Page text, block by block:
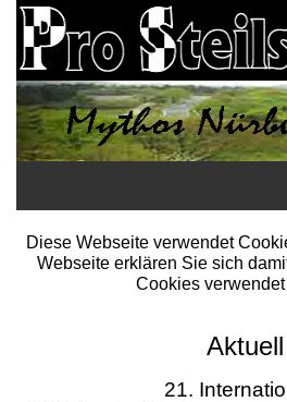
Startseite
Diese Webseite verwendet
Webseite erklären Sie sich
Cookies
Aktuell
21.